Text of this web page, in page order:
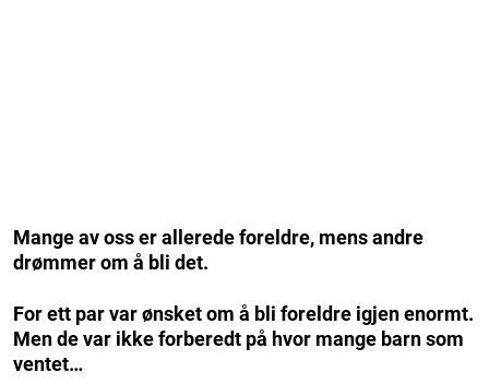
Mange av oss er allerede foreldre, mens andre
drømmer om å bli det.
For ett par var ønsket om å bli foreldre igjen enormt.
Men de var ikke forberedt på hvor mange barn som
ventet…